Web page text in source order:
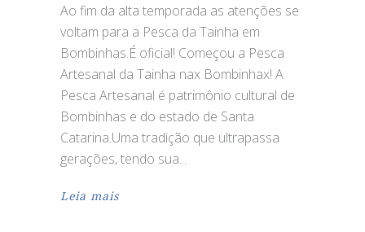
Ao fim da alta temporada as atenções se
voltam para a Pesca da Tainha em
Bombinhas.É oficial! Começou a Pesca
Artesanal da Tainha nax Bombinhax! A
Pesca Artesanal é patrimônio cultural de
Bombinhas e do estado de Santa
Catarina.Uma tradição que ultrapassa
gerações, tendo sua
Leia mais